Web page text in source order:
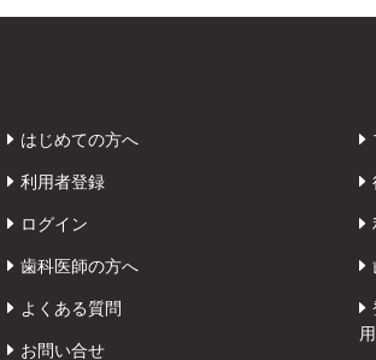
はじめての方へ
利用者登録
ログイン
歯科医師の方へ
よくある質問
お問い合せ